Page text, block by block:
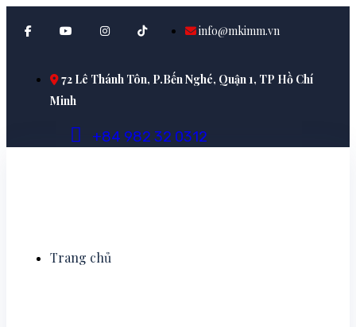
info@mkimm.vn
72 Lê Thánh Tôn, P.Bến Nghé, Quận 1, TP Hồ Chí
Minh
+84 982 32 0312
Trang chủ